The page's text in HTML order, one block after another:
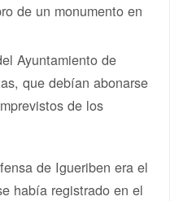
de un monumento en
Ayuntamiento de
que debían abonarse
de los
de Igueriben era el
había registrado en el